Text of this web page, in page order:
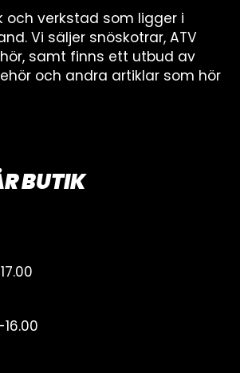
och verkstad som ligger i
Vi säljer snöskotrar, ATV
samt finns ett utbud av
och andra artiklar som hör
BUTIK